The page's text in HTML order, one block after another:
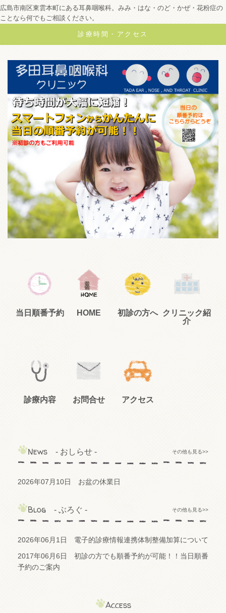
広島市南区東雲本町にある耳鼻咽喉科。みみ・はな・のど・かぜ・花粉症の
ことなら何でもご相談ください。
診療時間・アクセス
当日順番予約 HOME 初診の方へ
クリニック紹
介
診療内容 お問合せ アクセス
News - おしらせ - その他も見る>>
2026年07月10日 お盆の休業日
Blog - ぶろぐ - その他も見る>>
2026年06月1日 電子的診療情報連携体制整備加算について
2017年06月6日 初診の方でも順番予約が可能！！当日順番
予約のご案内
Access